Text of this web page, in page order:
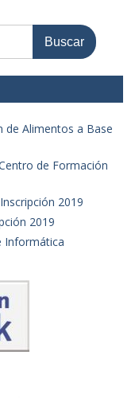
de Alimentos a Base
de Formación
2019
2019
Informática